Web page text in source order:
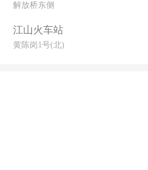
解放桥东侧
江山火车站
黄陈岗1号(北)